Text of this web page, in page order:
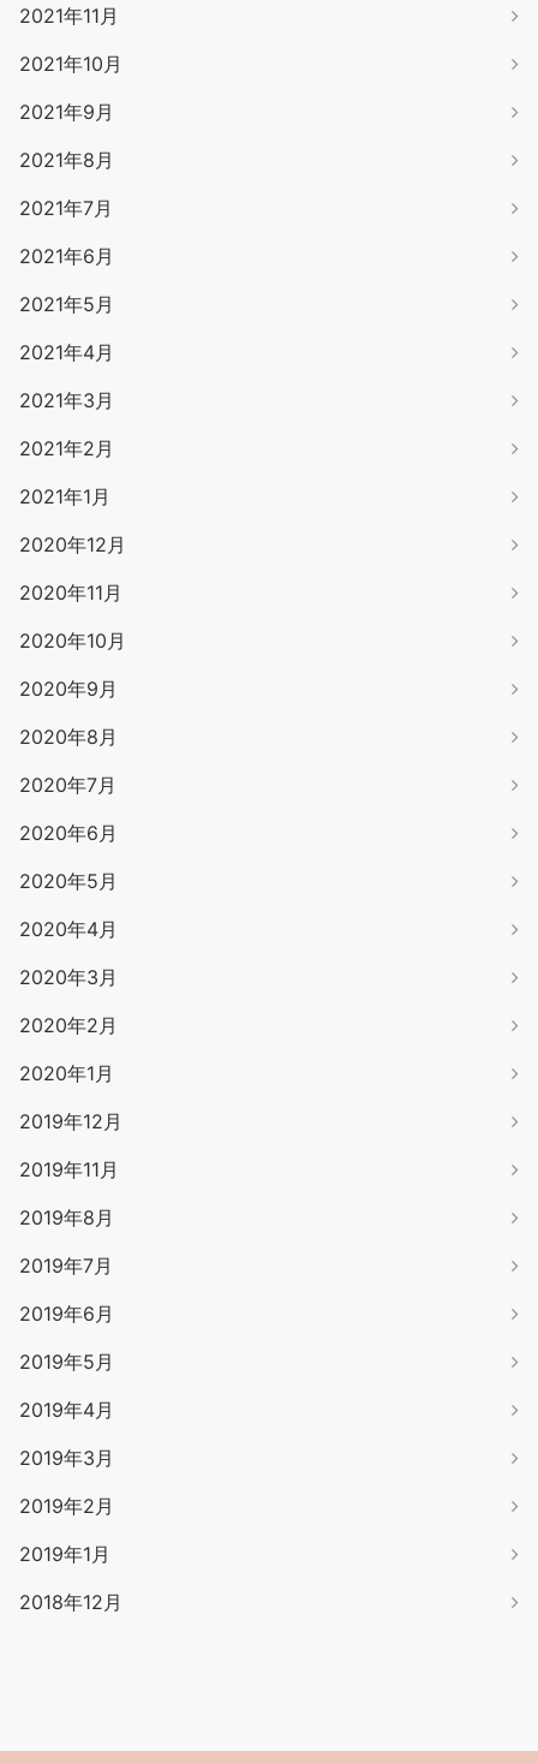
2021年11月
2021年10月
2021年9月
2021年8月
2021年7月
2021年6月
2021年5月
2021年4月
2021年3月
2021年2月
2021年1月
2020年12月
2020年11月
2020年10月
2020年9月
2020年8月
2020年7月
2020年6月
2020年5月
2020年4月
2020年3月
2020年2月
2020年1月
2019年12月
2019年11月
2019年8月
2019年7月
2019年6月
2019年5月
2019年4月
2019年3月
2019年2月
2019年1月
2018年12月